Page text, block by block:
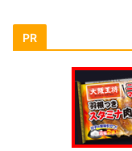
PR